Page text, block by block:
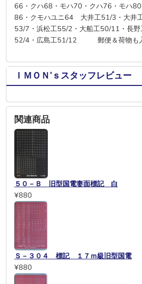
66・クハ68・モハ70・クハ76・モハ
86・クモハユニ64 大井工51/3・大井
53/7・浜松工55/2・大船工50/11・長
52/4・広島工51/12 郵便＆荷物も入
ＩＭＯＮ’ｓスタッフレビュー
関連商品
５０－Ｂ 旧型国電妻面標記 白
¥880
Ｓ－３０４ 標記 １７ｍ級旧型国電
¥880